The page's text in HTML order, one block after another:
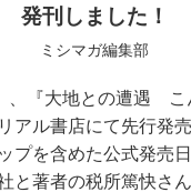
発刊しました！
ミシマガ編集部
、『大地との遭遇 こ
アル書店にて先行発
プを含めた公式発売
と著者の税所篤快さん